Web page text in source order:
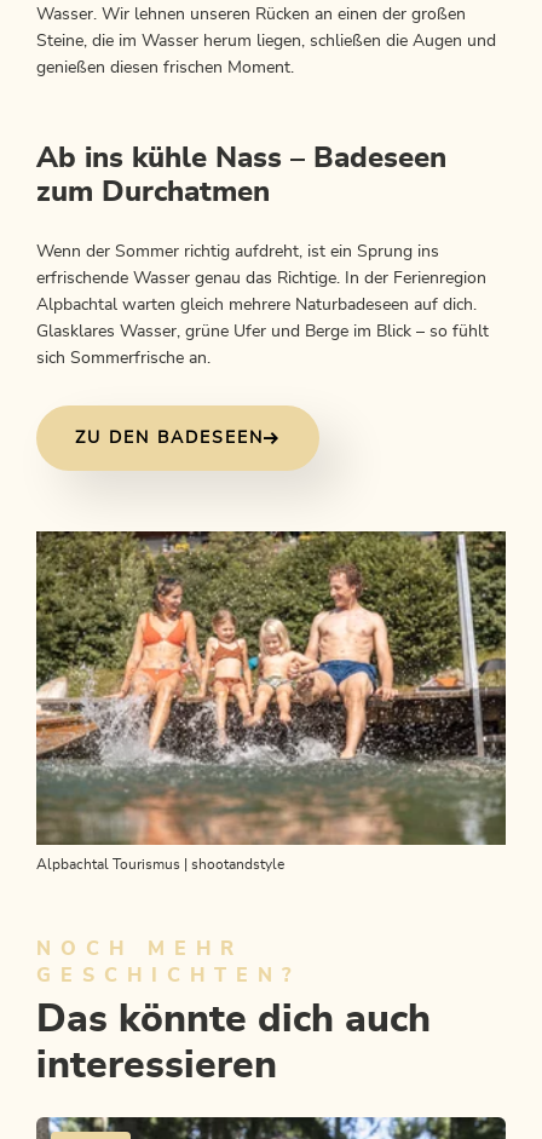
Wasser. Wir lehnen unseren Rücken an einen der großen
Steine, die im Wasser herum liegen, schließen die Augen und
genießen diesen frischen Moment.
Ab ins kühle Nass – Badeseen
zum Durchatmen
Wenn der Sommer richtig aufdreht, ist ein Sprung ins
erfrischende Wasser genau das Richtige. In der Ferienregion
Alpbachtal warten gleich mehrere Naturbadeseen auf dich.
Glasklares Wasser, grüne Ufer und Berge im Blick – so fühlt
sich Sommerfrische an.
ZU DEN BADESEEN
Alpbachtal Tourismus | shootandstyle
NOCH MEHR
GESCHICHTEN?
Das könnte dich auch
interessieren